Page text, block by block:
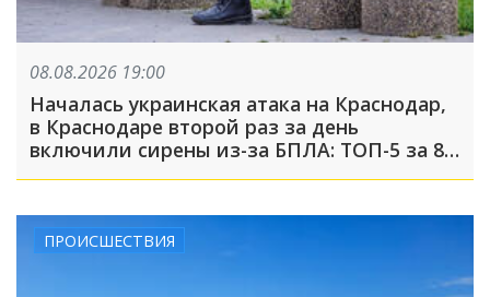
08.08.2026 19:00
Началась украинская атака на Краснодар,
в Краснодаре второй раз за день
включили сирены из-за БПЛА: ТОП-5 за 8
ПРОИСШЕСТВИЯ